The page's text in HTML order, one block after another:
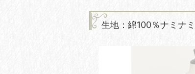
生地：綿100％ナミナ